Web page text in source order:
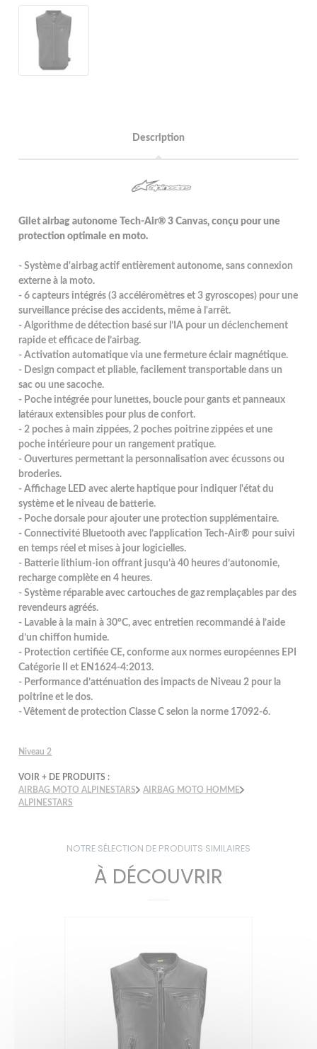
Description
Gilet airbag autonome Tech-Air® 3 Canvas, conçu pour une
protection optimale en moto.
- Système d'airbag actif entièrement autonome, sans connexion
externe à la moto.
- 6 capteurs intégrés (3 accéléromètres et 3 gyroscopes) pour une
surveillance précise des accidents, même à l'arrêt.
- Algorithme de détection basé sur l’IA pour un déclenchement
rapide et efficace de l’airbag.
- Activation automatique via une fermeture éclair magnétique.
- Design compact et pliable, facilement transportable dans un
sac ou une sacoche.
- Poche intégrée pour lunettes, boucle pour gants et panneaux
latéraux extensibles pour plus de confort.
- 2 poches à main zippées, 2 poches poitrine zippées et une
poche intérieure pour un rangement pratique.
- Ouvertures permettant la personnalisation avec écussons ou
broderies.
- Affichage LED avec alerte haptique pour indiquer l'état du
système et le niveau de batterie.
- Poche dorsale pour ajouter une protection supplémentaire.
- Connectivité Bluetooth avec l’application Tech-Air® pour suivi
en temps réel et mises à jour logicielles.
- Batterie lithium-ion offrant jusqu’à 40 heures d’autonomie,
recharge complète en 4 heures.
- Système réparable avec cartouches de gaz remplaçables par des
revendeurs agréés.
- Lavable à la main à 30°C, avec entretien recommandé à l’aide
d’un chiffon humide.
- Protection certifiée CE, conforme aux normes européennes EPI
Catégorie II et EN1624-4:2013.
- Performance d’atténuation des impacts de Niveau 2 pour la
poitrine et le dos.
- Vêtement de protection Classe C selon la norme 17092-6.
Niveau 2
VOIR + DE PRODUITS :
AIRBAG MOTO ALPINESTARS
AIRBAG MOTO HOMME
ALPINESTARS
NOTRE SÉLECTION DE PRODUITS SIMILAIRES
À DÉCOUVRIR